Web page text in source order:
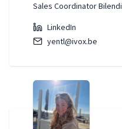
Sales Coordinator Bilendi
LinkedIn
yentl@ivox.be